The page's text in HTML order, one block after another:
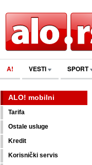
A! VESTI SPORT
ALO! mobilni
Tarifa
Ostale usluge
Kredit
Korisnički servis